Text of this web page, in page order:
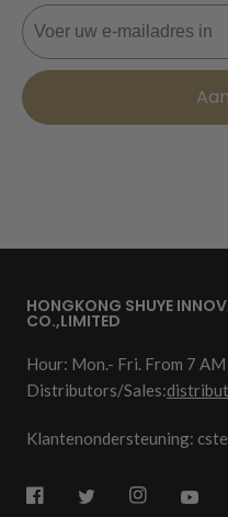
E-mail
HONGKONG SHUYE
CO.,LIMITED
Hour: Mon.- Fri. From 7
Distributors/Sales:
Klantenondersteuning: